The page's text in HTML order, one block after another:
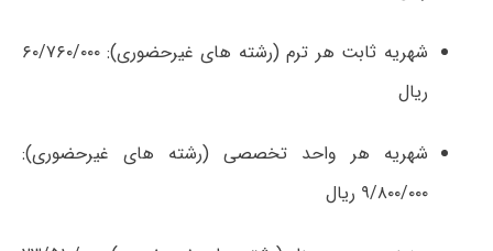
شهریه ثابت هر ترم (رشته های غیرحضوری): ۶۰/۷۶۰/۰۰۰
ریال
شهریه هر واحد تخصصی (رشته های غیرحضوری):
۹/۸۰۰/۰۰۰ ریال